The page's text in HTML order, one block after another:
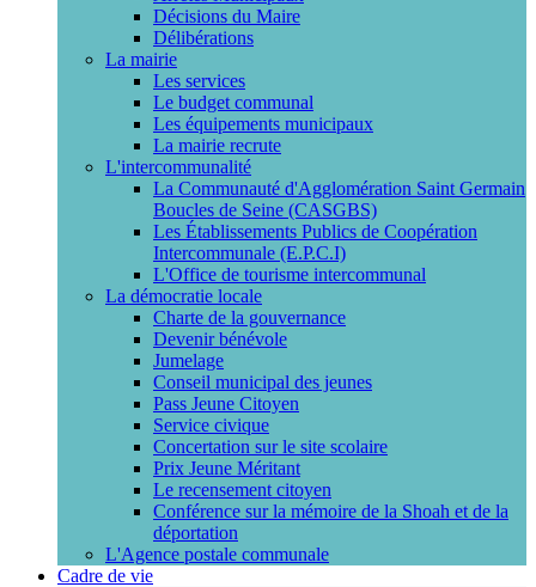
Décisions du Maire
Délibérations
La mairie
Les services
Le budget communal
Les équipements municipaux
La mairie recrute
L'intercommunalité
La Communauté d'Agglomération Saint Germain
Boucles de Seine (CASGBS)
Les Établissements Publics de Coopération
Intercommunale (E.P.C.I)
L'Office de tourisme intercommunal
La démocratie locale
Charte de la gouvernance
Devenir bénévole
Jumelage
Conseil municipal des jeunes
Pass Jeune Citoyen
Service civique
Concertation sur le site scolaire
Prix Jeune Méritant
Le recensement citoyen
Conférence sur la mémoire de la Shoah et de la
déportation
L'Agence postale communale
Cadre de vie